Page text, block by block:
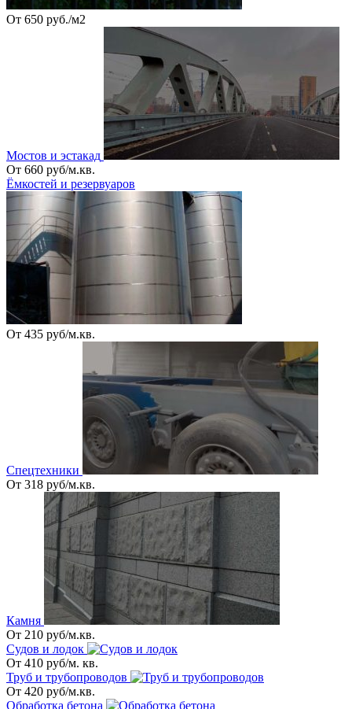
От 650 руб./м2
Мостов и эстакад
От 660 руб/м.кв.
Ёмкостей и резервуаров
От 435 руб/м.кв.
Спецтехники
От 318 руб/м.кв.
Камня
От 210 руб/м.кв.
Судов и лодок
От 410 руб/м. кв.
Труб и трубопроводов
От 420 руб/м.кв.
Обработка бетона